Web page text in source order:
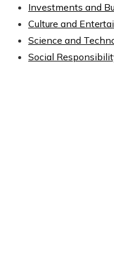
Investments and
Culture and
Science and
Social